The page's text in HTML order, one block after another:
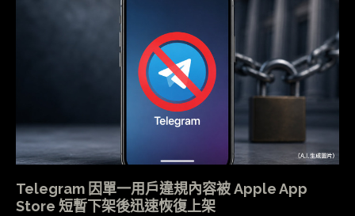
Telegram 因單一用戶違規內容被 Apple App
Store 短暫下架後迅速恢復上架